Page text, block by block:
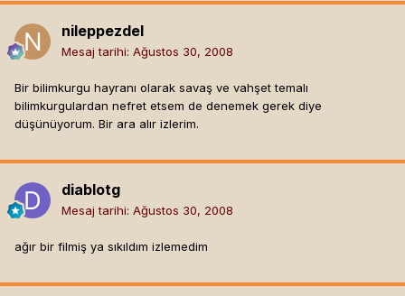
nileppezdel
Mesaj tarihi: Ağustos 30, 2008
Bir bilimkurgu hayranı olarak savaş ve vahşet temalı
bilimkurgulardan nefret etsem de denemek gerek diye
düşünüyorum. Bir ara alır izlerim.
diablotg
Mesaj tarihi: Ağustos 30, 2008
ağır bir filmiş ya sıkıldım izlemedim